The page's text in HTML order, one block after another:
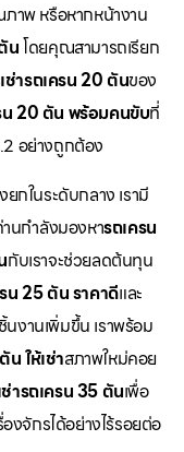
าพ หรือหากหน้างาน
นโดยคุณสามารถเรียก
เช่ารถเครน 20 ตันของ
น 20 ตัน พร้อมคนขับที่
อย่างถูกต้อง
กในระดับกลาง เรามี
นกำลังมองหารถเครน
กับเราจะช่วยลดต้นทุน
น 25 ตัน ราคาดีและ
งานเพิ่มขึ้น เราพร้อม
ให้เช่าสภาพใหม่คอย
ช่ารถเครน 35 ตันเพื่อ
งจักรได้อย่างไร้รอยต่อ